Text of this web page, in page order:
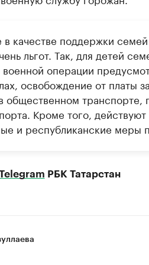
в качестве поддержки
льгот. Так, для детей
военной операции
освобождение от платы
общественном
Кроме того,
и республиканские меры
РБК Татарстан